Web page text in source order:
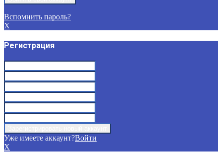
Вспомнить пароль?
X
Регистрация
Уже имеете аккаунт?Войти
X